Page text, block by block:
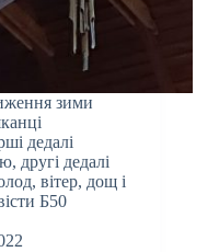
зими
дедалі
другі дедалі
вітер, дощ і
Б50